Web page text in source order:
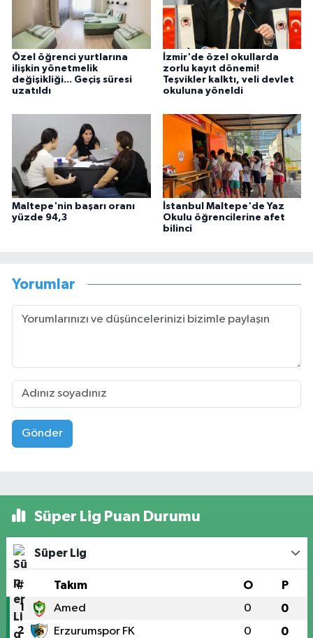
Özel öğrenci yurtlarına
ilişkin yönetmelik
değişikliği... Geçiş süresi
uzatıldı
İzmir'de özel okullarda
zorlu kayıt dönemi!
Teşvikler kalktı, veli devlet
okuluna yöneldi
Maltepe'nin başarı oranı
yüzde 94,3
İstanbul Maltepe'de Yaz
Okulu öğrencilerine afet
bilinci
Yorumlar
Gönder
Süper Lig Puan Durumu
Süper Lig
# Takım O P
1 Amed 0 0
2 Erzurumspor FK 0 0